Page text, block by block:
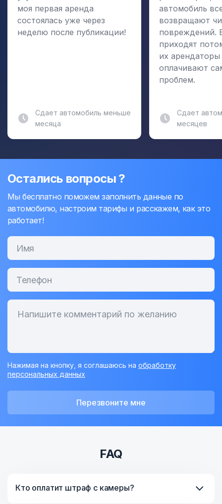
моя первая аренда
состоялась уже через
неделю после публикации!
Сдает автомобиль меньше
месяца
автомобиль
возвращают
повреждений.
приходят
их арендаторы
оплачивают
проблем.
Сдает
месяцев
Остались вопросы ?
Мы бесплатно поможем заполнить данные по
автомобилю, настроим тарифы и расскажем, как это
работает!
Нажимая на кнопку, я соглашаюсь на обработку
персональных данных
Перезвоните мне
FAQ
Кто оплатит штраф с камеры?